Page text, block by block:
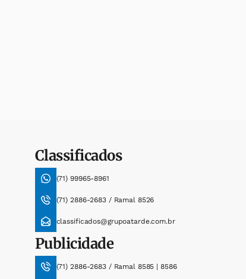
Classificados
(71) 99965-8961
(71) 2886-2683 / Ramal 8526
classificados@grupoatarde.com.br
Publicidade
(71) 2886-2683 / Ramal 8585 | 8586